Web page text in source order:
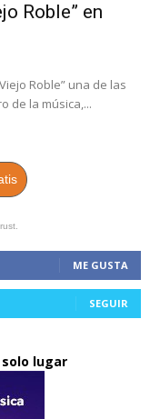
Roble” en
Roble” una de las
de la música,...
ME GUSTA
SEGUIR
lugar